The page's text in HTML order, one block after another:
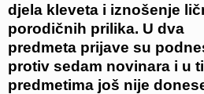
djela kleveta i iznošenje
porodičnih prilika. U dva
predmeta prijave su
protiv sedam novinara i u
predmetima još nije